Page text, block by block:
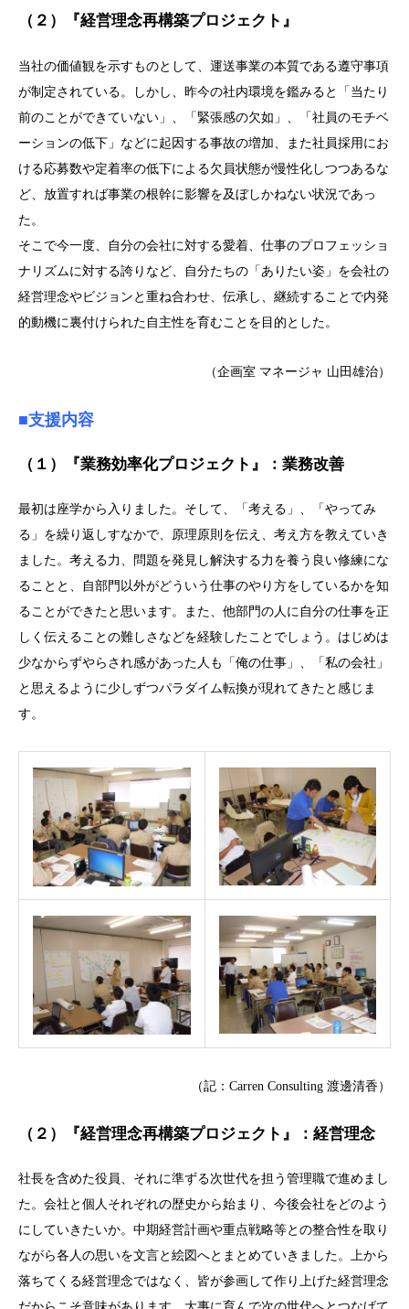
（２）『経営理念再構築プロジェクト』
当社の価値観を示すものとして、運送事業の本質である遵守事項
が制定されている。しかし、昨今の社内環境を鑑みると「当たり
前のことができていない」、「緊張感の欠如」、「社員のモチベ
ーションの低下」などに起因する事故の増加、また社員採用にお
ける応募数や定着率の低下による欠員状態が慢性化しつつあるな
ど、放置すれば事業の根幹に影響を及ぼしかねない状況であっ
た。
そこで今一度、自分の会社に対する愛着、仕事のプロフェッショ
ナリズムに対する誇りなど、自分たちの「ありたい姿」を会社の
経営理念やビジョンと重ね合わせ、伝承し、継続することで内発
的動機に裏付けられた自主性を育むことを目的とした。
（企画室 マネージャ 山田雄治）
■支援内容
（１）『業務効率化プロジェクト』：業務改善
最初は座学から入りました。そして、「考える」、「やってみ
る」を繰り返しすなかで、原理原則を伝え、考え方を教えていき
ました。考える力、問題を発見し解決する力を養う良い修練にな
ることと、自部門以外がどういう仕事のやり方をしているかを知
ることができたと思います。また、他部門の人に自分の仕事を正
しく伝えることの難しさなどを経験したことでしょう。はじめは
少なからずやらされ感があった人も「俺の仕事」、「私の会社」
と思えるように少しずつパラダイム転換が現れてきたと感じま
す。
（記：Carren Consulting 渡邊清香）
（２）『経営理念再構築プロジェクト』：経営理念
社長を含めた役員、それに準ずる次世代を担う管理職で進めまし
た。会社と個人それぞれの歴史から始まり、今後会社をどのよう
にしていきたいか。中期経営計画や重点戦略等との整合性を取り
ながら各人の思いを文言と絵図へとまとめていきました。上から
落ちてくる経営理念ではなく、皆が参画して作り上げた経営理念